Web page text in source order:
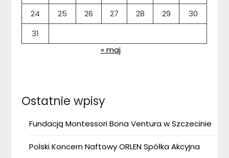
24
25 26 27 28 29
30
31
« maj
Ostatnie wpisy
Fundacją Montessori Bona Ventura w Szczecinie
Polski Koncern Naftowy ORLEN Spółka Akcyjna